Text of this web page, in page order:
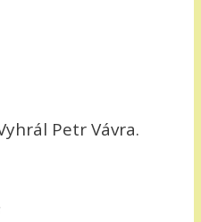
Petr Vávra.